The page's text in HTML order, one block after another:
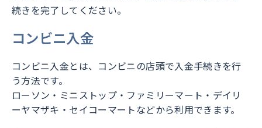
続きを完了してください。
コンビニ入金
コンビニ入金とは、コンビニの店頭で入金手続きを行
う方法です。
ローソン・ミニストップ・ファミリーマート・デイリ
ーヤマザキ・セイコーマートなどから利用できます。